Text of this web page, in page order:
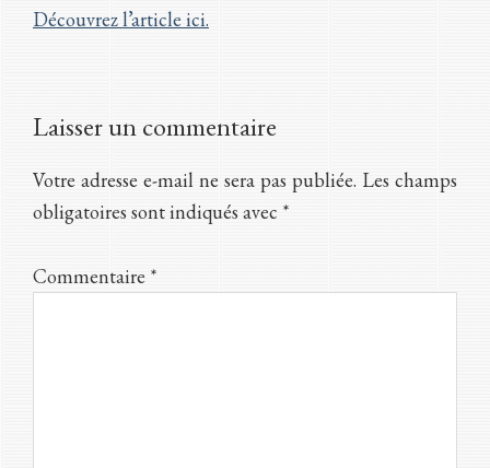
Découvrez l’article ici.
Interactions
du
lecteur
Laisser un commentaire
Votre adresse e-mail ne sera pas publiée. Les champs
obligatoires sont indiqués avec *
Commentaire *